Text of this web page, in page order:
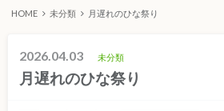
HOME 未分類 月遅れのひな祭り
2026.04.03 未分類
月遅れのひな祭り